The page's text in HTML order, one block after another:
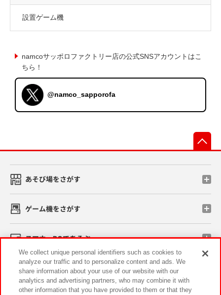
設置ゲーム機
namcoサッポロファクトリー店の公式SNSアカウントはこ
ちら！
@namco_sapporofa
あそび場をさがす
ゲーム機をさがす
スマホ・PCであそぶ
イベント・キャンペーン
We collect unique personal identifiers such as cookies to
analyze our traffic and to personalize content and ads. We
share information about your use of our website with our
analytics and advertising partners, who may combine it with
other information that you have provided to them or that they